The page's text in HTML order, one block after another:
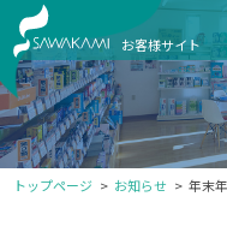
お客様サイト
トップページ お知らせ 年末